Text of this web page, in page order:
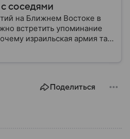
соседями
на Ближнем Востоке в
встретить упоминание
израильская армия так
боеспособна и какие у
Поделиться